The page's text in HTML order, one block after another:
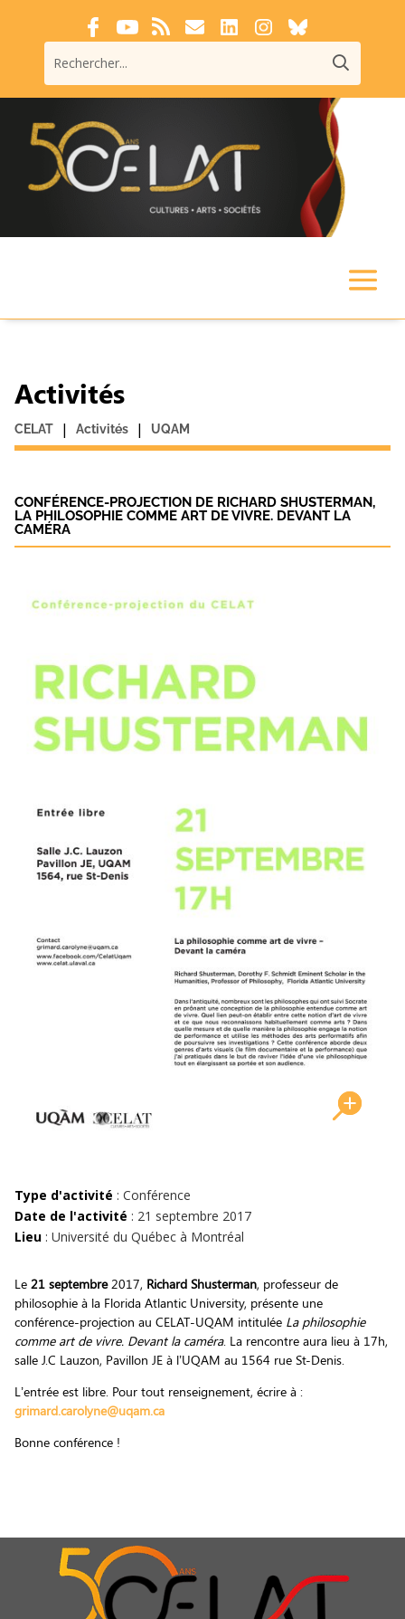
Activités
CELAT | Activités | UQAM
CONFÉRENCE-PROJECTION DE RICHARD SHUSTERMAN,
LA PHILOSOPHIE COMME ART DE VIVRE. DEVANT LA
CAMÉRA
Type d'activité : Conférence
Date de l'activité : 21 septembre 2017
Lieu: Université du Québec à Montréal
Le 21 septembre2017, Richard Shusterman, professeur de
philosophie à la Florida Atlantic University, présente une
conférence-projection au CELAT-UQAM intitulée La philosophie
comme art de vivre. Devant la caméra. La rencontre aura lieu à 17h,
salle J.C Lauzon, Pavillon JE à l’UQAM au 1564 rue St-Denis.
L’entrée est libre. Pour tout renseignement, écrire à :
grimard.carolyne@uqam.ca
Bonne conférence !